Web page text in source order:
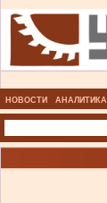
НОВОСТИ АНАЛИТИКА